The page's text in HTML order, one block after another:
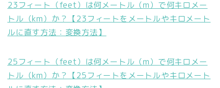
23フィート（feet）は何メートル（m）で何キロメー
トル（km）か？【23フィートをメートルやキロメート
ルに直す方法：変換方法】
25フィート（feet）は何メートル（m）で何キロメー
トル（km）か？【25フィートをメートルやキロメート